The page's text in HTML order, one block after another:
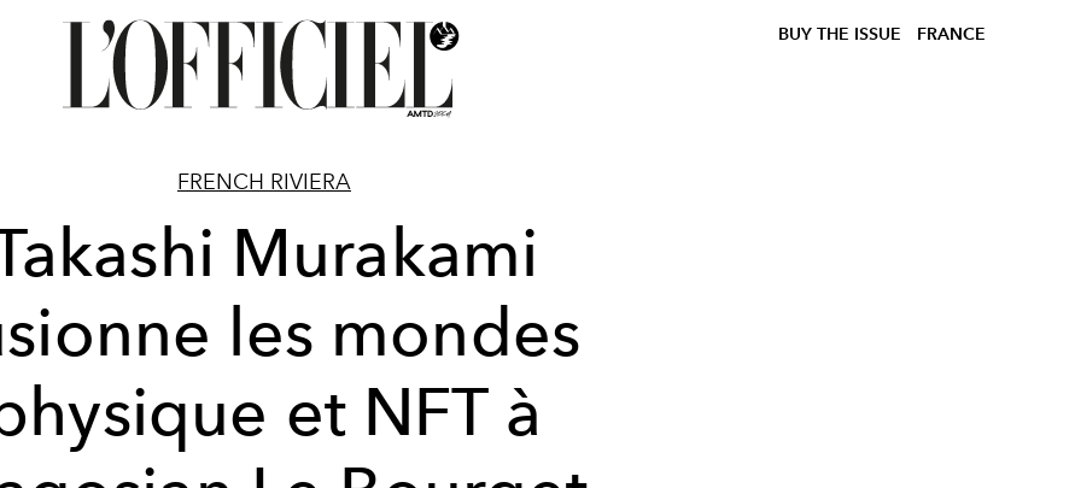
BUY THE ISSUE FRANCE
FRENCH RIVIERA
Murakami
les mondes
et NFT à